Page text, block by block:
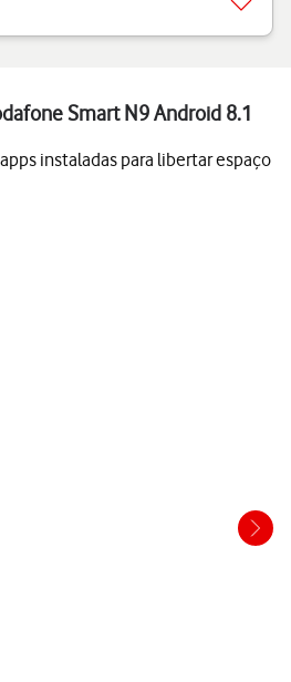
Smart N9 Android 8.1
instaladas para libertar espaço